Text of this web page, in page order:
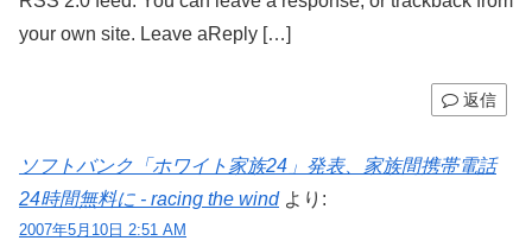
your own site. Leave aReply […]
返信
ソフトバンク「ホワイト家族24」発表、家族間携帯電話
24時間無料に - racing the wind より:
2007年5月10日 2:51 AM